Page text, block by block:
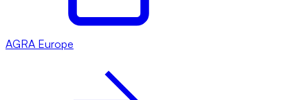
AGRA Europe